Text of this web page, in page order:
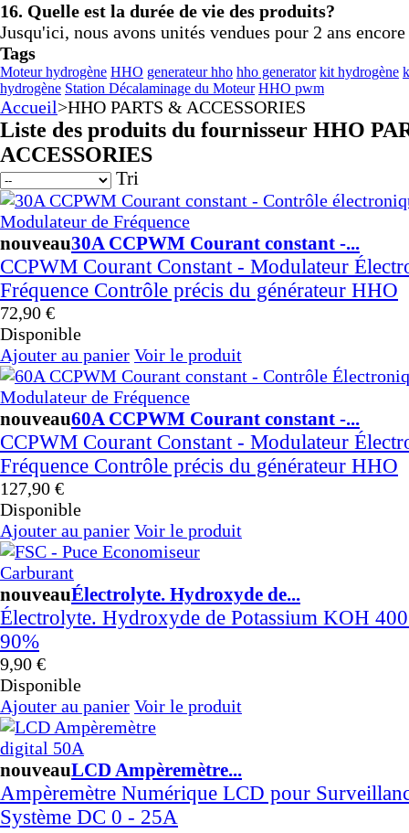
2026-07-31 13:14:53
2x Électrolyte. Hydroxyde de
Potassium KOH 400 g
Send to >
Allemagne
2026-07-30 14:01:43
1x Kit HHO DC3000 pour Voitures
Send to > Pays-
bas
2026-07-30 14:01:43
1x Kit HHO DC3000 pour Voitures
Send to > Pays-
bas
2026-07-30 14:01:43
1x Kit HHO DC3000 pour Voitures
Send to > Pays-
bas
2026-07-30 14:01:26
1x Kit HHO DC3000 pour Voitures
Send to >
Lituanie
2026-07-30 14:01:26
1x Kit HHO DC3000 pour Voitures
Send to >
Lituanie
2026-07-30 14:01:26
1x Kit HHO DC3000 pour Voitures
Send to >
Lituanie
2026-07-29 14:04:28
1x 30A CCPWM Courant constant -
Contrôle électronique - Modulateur
de Fréquence
Send to > France
2026-07-29 14:04:28
1x 30A CCPWM Courant constant -
Contrôle électronique - Modulateur
de Fréquence
16. Quelle est la durée de vie des produits?
Jusqu'ici, nous avons unités vendues pour 2 ans
Tags
Moteur hydrogène HHO generateur hho hho generator kit hydrogène
hydrogène Station Décalaminage du Moteur HHO pwm
Accueil>HHO PARTS & ACCESSORIES
Liste des produits du fournisseur HHO
ACCESSORIES
Tri
nouveau30A CCPWM Courant constant -...
CCPWM Courant Constant - Modulateur
Fréquence Contrôle précis du générateur HHO
72,90 €
Disponible
Ajouter au panier Voir le produit
nouveau60A CCPWM Courant constant -...
CCPWM Courant Constant - Modulateur
Fréquence Contrôle précis du générateur HHO
127,90 €
Disponible
Ajouter au panier Voir le produit
nouveauÉlectrolyte. Hydroxyde de...
Électrolyte. Hydroxyde de Potassium KOH
90%
9,90 €
Disponible
Ajouter au panier Voir le produit
nouveauLCD Ampèremètre...
Ampèremètre Numérique LCD pour
Système DC 0 - 25A